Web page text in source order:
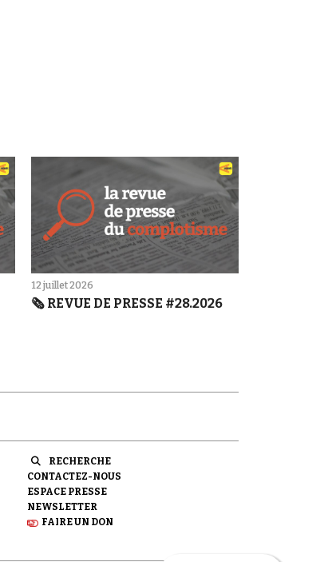
12 juillet 2026
🗞️ REVUE DE PRESSE #28.2026
RECHERCHE
CONTACTEZ-NOUS
ESPACE PRESSE
NEWSLETTER
FAIRE UN DON